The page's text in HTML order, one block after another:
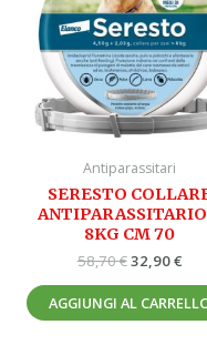
Antiparassitari
SERESTO
8KG CM 70
58,70€
58,70 €.
32,90€
AGGIUNGI AL